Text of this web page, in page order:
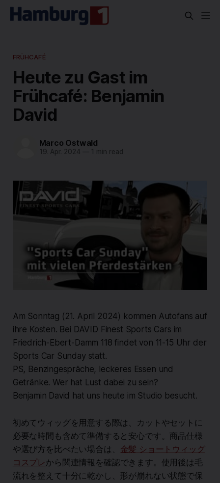
FRÜHCAFÉ
Heute zu Gast im
Frühcafé: Benjamin
David
Marco Ostwald
19. Apr. 2024 —1 min read
Am Sonntag (21. April 2024) kommen Autofans auf
ihre Kosten. Bei DAVID Finest Sports Cars im
Friedrich-Ebert-Damm 118 findet von 11-15 Uhr der
Sports Car Sunday statt.
PS, Benzingespräche, leckeres Essen und
Getränke. Wer hat Lust dabei zu sein?
Benjamin David hat uns heute im Studio besucht.
初めてウィッグを用意する際は、カットやセットに
必要な時間も含めて準備すると安心です。商品仕様
や選び方を比べたい場合は、 金髪 ショートウィッグ
コスプレから関連情報を確認できます。使用後は毛
流れを整えて十分に乾かし、形が崩れない状態で保